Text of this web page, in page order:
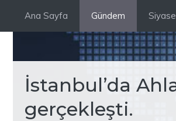
Ana Sayfa Gündem
İstanbul’da
gerçekleşti.